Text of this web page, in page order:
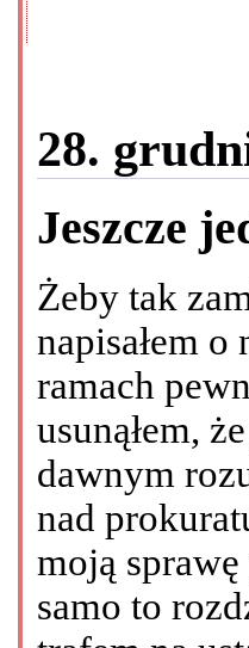
28.
Jeszcze
Żeby tak
napisałem o
ramach
usunąłem,
dawnym
nad
moją
samo to